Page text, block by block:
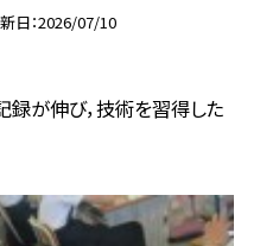
日 2026/07/10
録が伸び，技術を習得した